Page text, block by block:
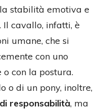
stabilità emotiva e
cavallo, infatti, è
umane, che si
con uno
o con la postura.
o di un pony, inoltre,
responsabilità, ma